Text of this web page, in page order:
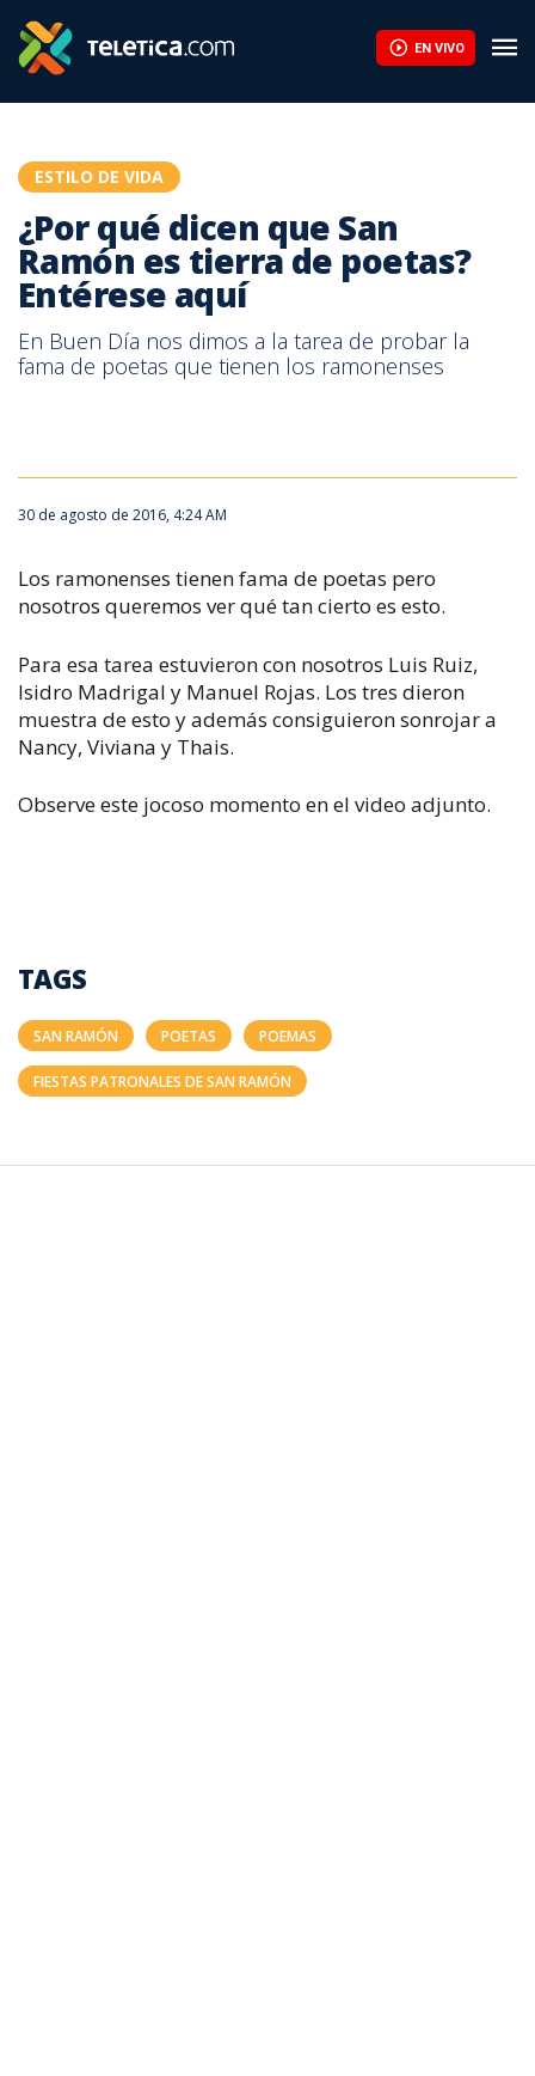
EN VIVO
ESTILO DE VIDA
¿Por qué dicen que San
Ramón es tierra de poetas?
Entérese aquí
En Buen Día nos dimos a la tarea de probar la
fama de poetas que tienen los ramonenses
30 de agosto de 2016, 4:24 AM
Los ramonenses tienen fama de poetas pero
nosotros queremos ver qué tan cierto es esto.
Para esa tarea estuvieron con nosotros Luis Ruiz,
Isidro Madrigal y Manuel Rojas. Los tres dieron
muestra de esto y además consiguieron sonrojar a
Nancy, Viviana y Thais.
Observe este jocoso momento en el video adjunto.
TAGS
SAN RAMÓN POETAS POEMAS
FIESTAS PATRONALES DE SAN RAMÓN